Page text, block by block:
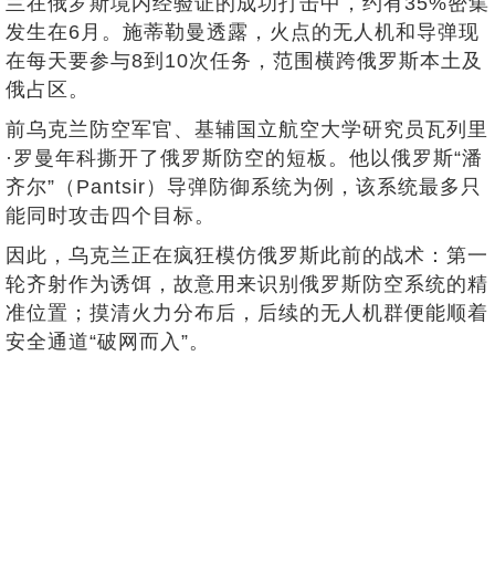
发生在6月。施蒂勒曼透露，火点的无人机和导弹现
在每天要参与8到10次任务，范围横跨俄罗斯本土及
俄占区。
前乌克兰防空军官、基辅国立航空大学研究员瓦列里
·罗曼年科撕开了俄罗斯防空的短板。他以俄罗斯“潘
齐尔”（Pantsir）导弹防御系统为例，该系统最多只
能同时攻击四个目标。
因此，乌克兰正在疯狂模仿俄罗斯此前的战术：第一
轮齐射作为诱饵，故意用来识别俄罗斯防空系统的精
准位置；摸清火力分布后，后续的无人机群便能顺着
安全通道“破网而入”。